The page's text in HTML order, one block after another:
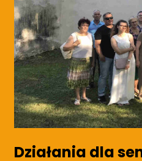
Aktywny Senior